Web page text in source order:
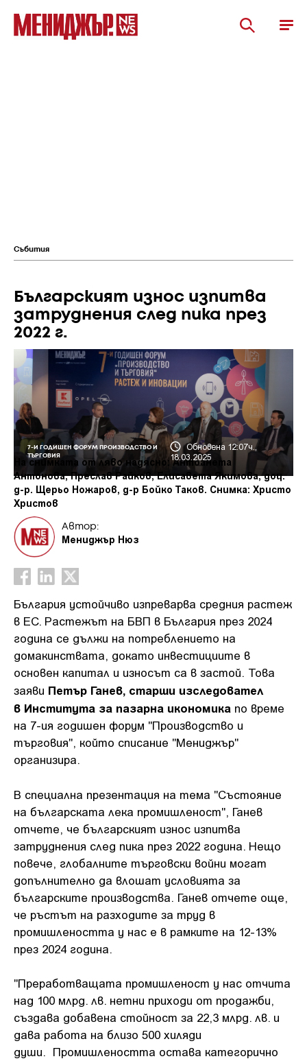
Събития
Българският износ изпитва
затруднения след пика през
2022 г.
7-И ГОДИШЕН ФОРУМ ПРОИЗВОДСТВО И
ТЪРГОВИЯ
Обновена 12:07ч.,
18.03.2025
На снимката от ляво надясно: Антоанета
Антонова, Преслав Райков, Елисавета Якимова, доц.
д-р. Щерьо Ножаров, д-р Бойко Таков. Снимка: Христо
Христов
Автор:
Мениджър Нюз
България устойчиво изпреварва средния растеж
в ЕС. Растежът на БВП в България през 2024
година се дължи на потреблението на
домакинствата, докато инвестициите в
основен капитал и износът са в застой. Това
заяви Петър Ганев, старши изследовател
в Института за пазарна икономика по време
на 7-ия годишен форум "Производство и
търговия", който списание "Мениджър"
организира.
В специална презентация на тема "Състояние
на българската лека промишленост", Ганев
отчете, че българският износ изпитва
затруднения след пика през 2022 година. Нещо
повече, глобалните търговски войни могат
допълнително да влошат условията за
българските производства. Ганев отчете още,
че ръстът на разходите за труд в
промишлеността у нас е в рамките на 12-13%
през 2024 година.
"Преработващата промишленост у нас отчита
над 100 млрд. лв. нетни приходи от продажби,
създава добавена стойност за 22,3 млрд. лв. и
дава работа на близо 500 хиляди
души. Промишлеността остава категорично